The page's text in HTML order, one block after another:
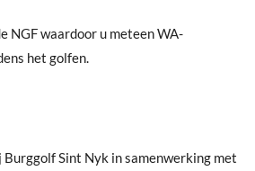
NGF waardoor u meteen WA-
het golfen.
Sint Nyk in samenwerking met